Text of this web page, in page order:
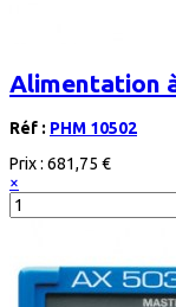
Alimentation
Réf : PHM 10502
Prix : 681,75 €
×